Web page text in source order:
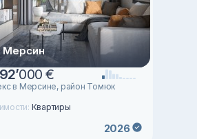
Мерсин
92’000 €
в Мерсине, район Томюк
Квартиры
2026